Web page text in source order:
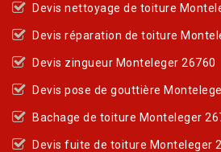
Devis nettoyage de toiture
Devis réparation de toiture
Devis zingueur Monteleger 26760
Devis pose de gouttière
Bachage de toiture Monteleger
Devis fuite de toiture Monteleger